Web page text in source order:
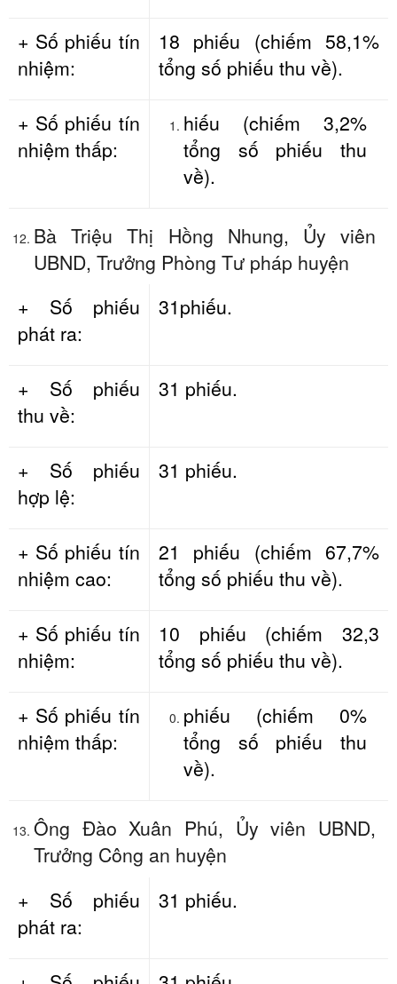
+ Số phiếu tín
nhiệm:
18 phiếu (chiếm 58,1%
tổng số phiếu thu về).
+ Số phiếu tín
nhiệm thấp:
hiếu (chiếm 3,2%
tổng số phiếu thu
về).
Bà Triệu Thị Hồng Nhung, Ủy viên
UBND, Trưởng Phòng Tư pháp huyện
+ Số phiếu
phát ra:
31phiếu.
+ Số phiếu
thu về:
31 phiếu.
+ Số phiếu
hợp lệ:
31 phiếu.
+ Số phiếu tín
nhiệm cao:
21 phiếu (chiếm 67,7%
tổng số phiếu thu về).
+ Số phiếu tín
nhiệm:
10 phiếu (chiếm 32,3
tổng số phiếu thu về).
+ Số phiếu tín
nhiệm thấp:
phiếu (chiếm 0%
tổng số phiếu thu
về).
Ông Đào Xuân Phú, Ủy viên UBND,
Trưởng Công an huyện
+ Số phiếu
phát ra:
31 phiếu.